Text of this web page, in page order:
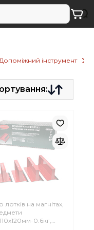
інструмент
лотків на магнітах,
0.6кг,